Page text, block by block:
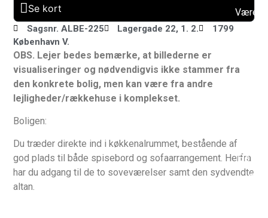
Se kort
Sagsnr. ALBE-225 Lagergade 22, 1. 2.
1799
København V.
OBS. Lejer bedes bemærke, at billederne er
visualiseringer og nødvendigvis ikke stammer fra
den konkrete bolig, men kan være fra andre
lejligheder/rækkehuse i komplekset.
Boligen:
Du træder direkte ind i køkkenalrummet, bestående af
god plads til både spisebord og sofaarrangement. Herfra
har du adgang til de to soveværelser samt den sydvendte
altan.
Ja